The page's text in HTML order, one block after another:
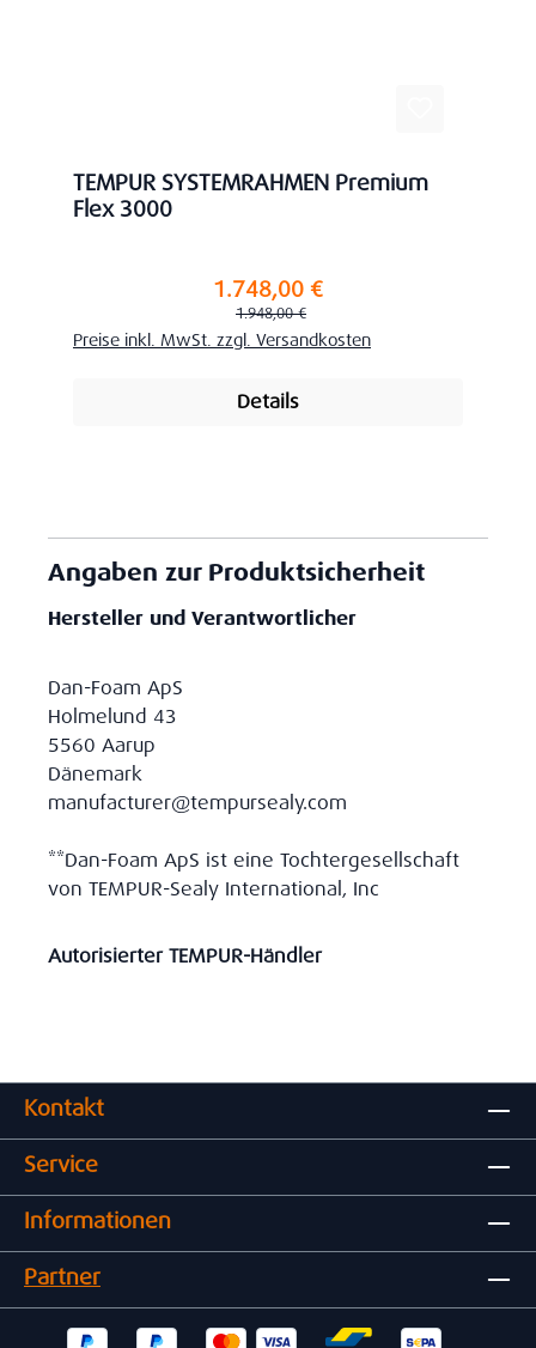
TEMPUR SYSTEMRAHMEN Premium
Flex 3000
Verkaufspreis:1.748,00 €
Regulärer Preis:
1.948,00 €
Preise inkl. MwSt. zzgl. Versandkosten
Details
Angaben zur Produktsicherheit
Hersteller und Verantwortlicher
Dan-Foam ApS
Holmelund 43
5560 Aarup
Dänemark
manufacturer@tempursealy.com
**Dan-Foam ApS ist eine Tochtergesellschaft
von TEMPUR-Sealy International, Inc
Autorisierter TEMPUR-Händler
Kontakt
Service
Informationen
Partner